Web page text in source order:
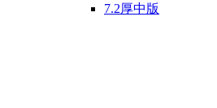
7.2厚中版